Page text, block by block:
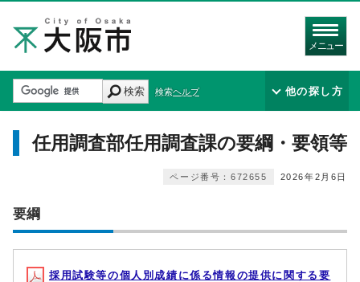
メニュー
検索 検索ヘルプ 他の探し方
任用調査部任用調査課の要綱・要領等
2026年2月6日
ページ番号：672655
要綱
採用試験等の個人別成績に係る情報の提供に関する要